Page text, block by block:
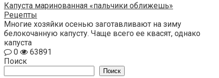
Капуста маринованная «пальчики оближешь»
Рецепты
Многие хозяйки осенью заготавливают на зиму
белокочанную капусту. Чаще всего ее квасят, однако
капуста
0
63891
Поиск
Поиск